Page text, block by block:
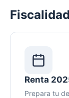
Renta
Prepara tu